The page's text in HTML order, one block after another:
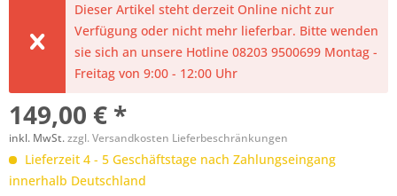
Dieser Artikel steht derzeit Online nicht zur
Verfügung oder nicht mehr lieferbar. Bitte wenden
sie sich an unsere Hotline 08203 9500699 Montag -
Freitag von 9:00 - 12:00 Uhr
149,00 € *
inkl. MwSt.zzgl. Versandkosten Lieferbeschränkungen
Lieferzeit 4 - 5 Geschäftstage nach Zahlungseingang
innerhalb Deutschland